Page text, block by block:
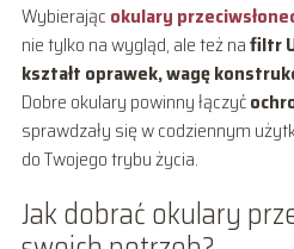
Wybierając okulary
nie tylko na wygląd, ale też nafiltr
kształt oprawek, wagę
Dobre okulary powinny łączyć
sprawdzały się w codziennym
do Twojego trybu życia.
Jak dobrać okulary